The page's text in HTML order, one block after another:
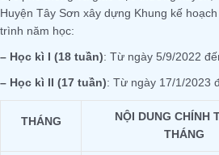
Huyện Tây Sơn xây dựng Khung kế
trình năm học:
– Học kì I (18 tuần): Từ ngày 5/9/2022
– Học kì II (17 tuần): Từ ngày 17/1/2023
THÁNG
NỘI DUNG CHÍNH
THÁNG